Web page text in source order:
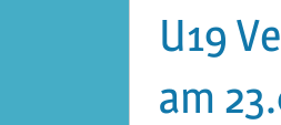
U19
am